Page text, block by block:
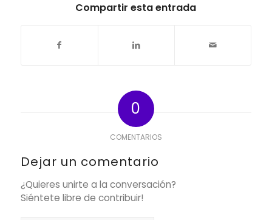
Compartir esta entrada
0
COMENTARIOS
Dejar un comentario
¿Quieres unirte a la conversación?
Siéntete libre de contribuir!